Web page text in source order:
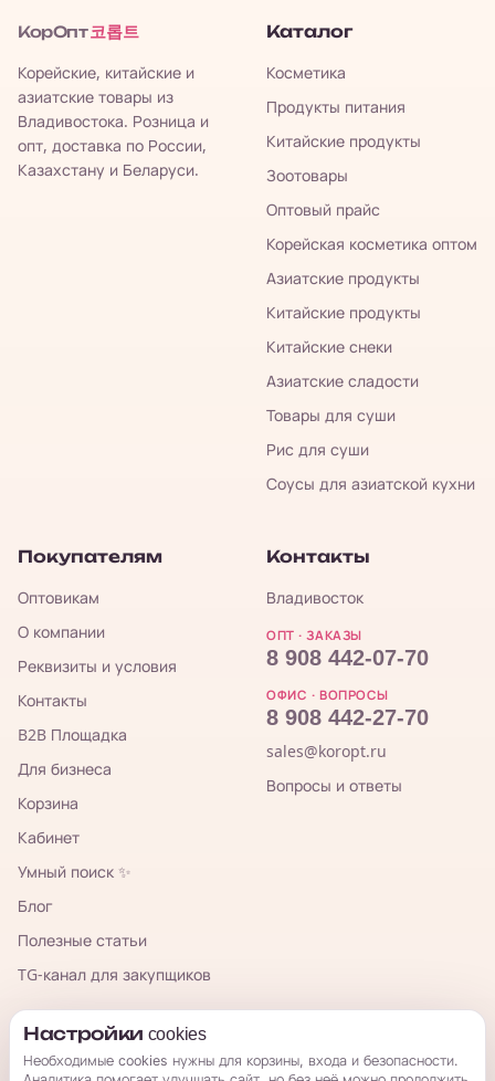
КорОпт 코롭트
Корейские, китайские и
азиатские товары из
Владивостока. Розница и
опт, доставка по России,
Казахстану и Беларуси.
Каталог
Косметика
Продукты питания
Китайские продукты
Зоотовары
Оптовый прайс
Корейская косметика оптом
Азиатские продукты
Китайские продукты
Китайские снеки
Азиатские сладости
Товары для суши
Рис для суши
Соусы для азиатской кухни
Покупателям
Оптовикам
О компании
Реквизиты и условия
Контакты
B2B Площадка
Для бизнеса
Корзина
Кабинет
Умный поиск ✨
Блог
Полезные статьи
TG-канал для закупщиков
Контакты
Владивосток
ОПТ · ЗАКАЗЫ
8 908 442-07-70
ОФИС · ВОПРОСЫ
8 908 442-27-70
sales@koropt.ru
Вопросы и ответы
КорОпт
Настройки cookies
Необходимые cookies нужны для корзины, входа и безопасности.